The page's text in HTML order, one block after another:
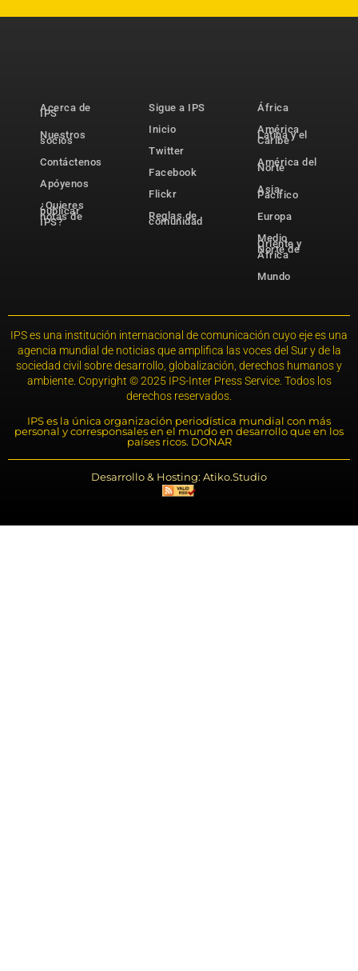
Acerca de
IPS
Nuestros
socios
Contáctenos
Apóyenos
¿Quieres
publicar
notas de
IPS?
Sigue a IPS
Inicio
Twitter
Facebook
Flickr
Reglas de
comunidad
África
América
Latina y el
Caribe
América del
Norte
Asia-
Pacífico
Europa
Medio
Oriente y
Norte de
África
Mundo
IPS es una institución internacional de comunicación cuyo eje es una
agencia mundial de noticias que amplifica las voces del Sur y de la
sociedad civil sobre desarrollo, globalización, derechos humanos y
ambiente. Copyright © 2025 IPS-Inter Press Service. Todos los
derechos reservados.
IPS es la única organización periodística mundial con más
personal y corresponsales en el mundo en desarrollo que en los
países ricos. DONAR
Desarrollo & Hosting: Atiko.Studio